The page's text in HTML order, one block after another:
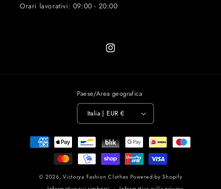
Orari lavorativi: 09:00 - 20:00
Instagram
Paese/Area geografica
Italia | EUR €
Metodi
pagamento
© 2026,Victorya Fashion Clothes Powered by Shopify